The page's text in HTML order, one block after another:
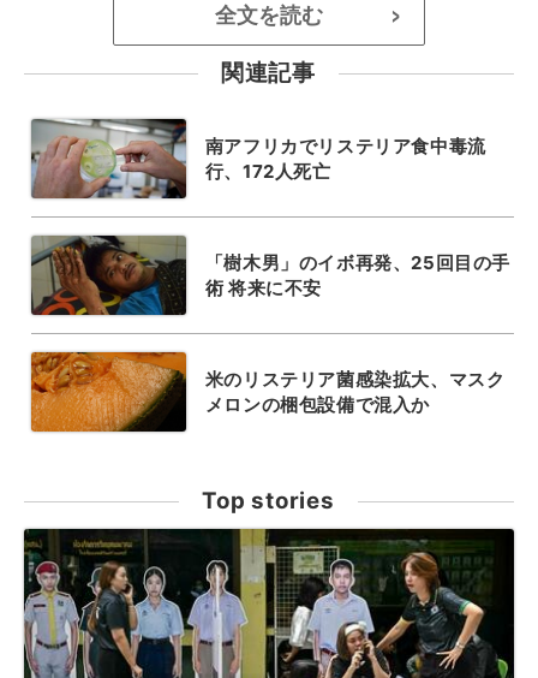
全文を読む >
関連記事
南アフリカでリステリア食中毒流
行、172人死亡
「樹木男」のイボ再発、25回目の手
術 将来に不安
米のリステリア菌感染拡大、マスク
メロンの梱包設備で混入か
Top stories